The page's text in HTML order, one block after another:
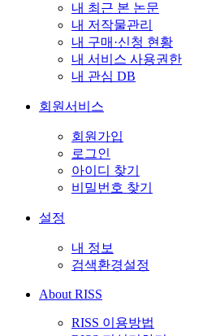
내 최근 본 논문
내 저작물관리
내 구매·신청 현황
내 서비스 사용권한
내 관심 DB
회원서비스
회원가입
로그인
아이디 찾기
비밀번호 찾기
설정
내 정보
검색환경설정
About RISS
RISS 이용방법